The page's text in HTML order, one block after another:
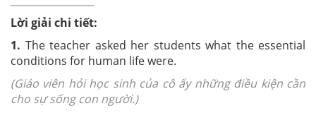
Lời giải chi tiết:
1. The teacher asked her students what the essential
conditions for human life were.
(Giáo viên hỏi học sinh của cô ấy những điều kiện cần
cho sự sống con người.)